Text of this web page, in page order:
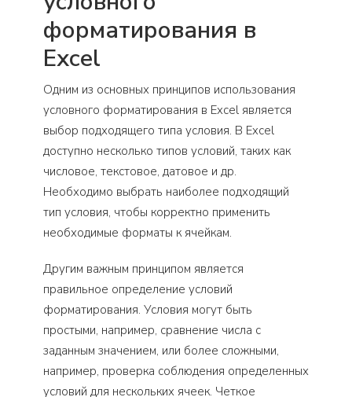
форматирования в
Excel
Одним из основных принципов использования
условного форматирования в Excel является
выбор подходящего типа условия. В Excel
доступно несколько типов условий, таких как
числовое, текстовое, датовое и др.
Необходимо выбрать наиболее подходящий
тип условия, чтобы корректно применить
необходимые форматы к ячейкам.
Другим важным принципом является
правильное определение условий
форматирования. Условия могут быть
простыми, например, сравнение числа с
заданным значением, или более сложными,
например, проверка соблюдения определенных
условий для нескольких ячеек. Четкое